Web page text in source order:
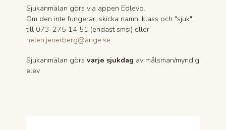
Sjukanmälan görs via appen Edlevo.
Om den inte fungerar, skicka namn, klass och "sjuk"
till 073-275 14 51 (endast sms!) eller
helen.jenerberg@ange.se
Sjukanmälan görs varje sjukdag av målsman/myndig
elev.